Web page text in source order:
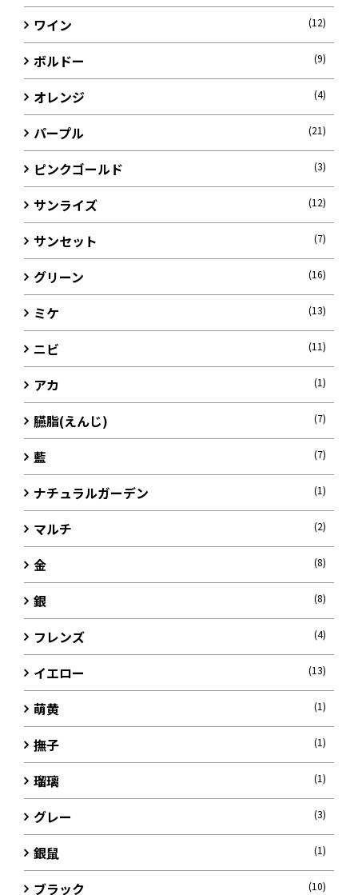
ワイン (12)
ボルドー (9)
オレンジ (4)
パープル (21)
ピンクゴールド (3)
サンライズ (12)
サンセット (7)
グリーン (16)
ミケ (13)
ニビ (11)
アカ (1)
臙脂(えんじ) (7)
藍 (7)
ナチュラルガーデン (1)
マルチ (2)
金 (8)
銀 (8)
フレンズ (4)
イエロー (13)
萌黄 (1)
撫子 (1)
瑠璃 (1)
グレー (3)
銀鼠 (1)
ブラック (10)